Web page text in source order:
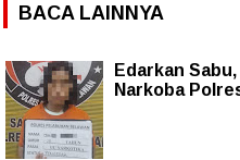
BACA LAINNYA
Edarkan
Narkoba